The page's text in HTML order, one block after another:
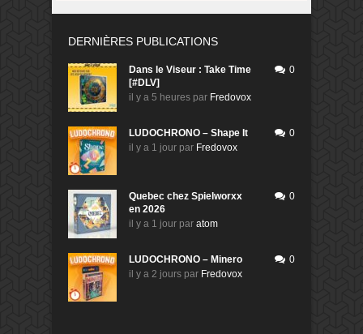
DERNIÈRES PUBLICATIONS
Dans le Viseur : Take Time
[#DLV]
il y a 5 heures par Fredovox
0
LUDOCHRONO – Shape It
il y a 1 jour par Fredovox
0
Quebec chez Spielworxx
en 2026
il y a 1 jour par atom
0
LUDOCHRONO – Minero
il y a 2 jours par Fredovox
0